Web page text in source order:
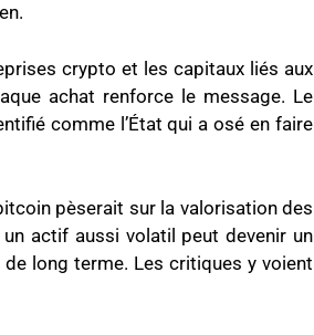
crypto et les capitaux liés aux
achat renforce le message. Le
comme l’État qui a osé en faire
pèserait sur la valorisation des
actif aussi volatil peut devenir un
long terme. Les critiques y voient